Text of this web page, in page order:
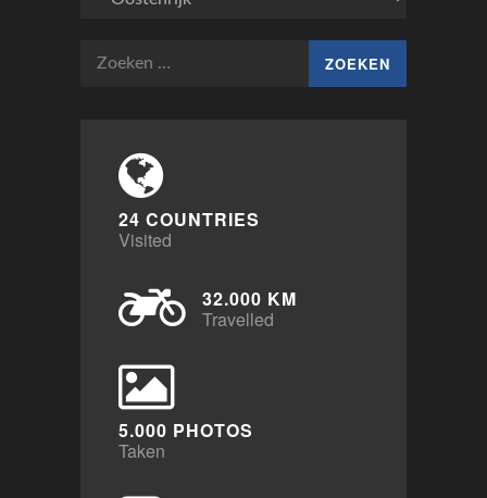
Zoeken
24 COUNTRIES
Visited
32.000 KM
Travelled
5.000 PHOTOS
Taken